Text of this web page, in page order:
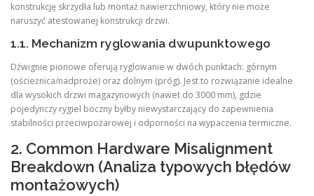
konstrukcję skrzydła lub montaż nawierzchniowy, który nie może
naruszyć atestowanej konstrukcji drzwi.
1.1. Mechanizm ryglowania dwupunktowego
Dźwignie pionowe oferują ryglowanie w dwóch punktach: górnym
(ościeżnica/nadproże) oraz dolnym (próg). Jest to rozwiązanie idealne
dla wysokich drzwi magazynowych (nawet do 3000 mm), gdzie
pojedynczy rygiel boczny byłby niewystarczający do zapewnienia
stabilności przeciwpożarowej i odporności na wypaczenia termiczne.
2. Common Hardware Misalignment
Breakdown (Analiza typowych błędów
montażowych)